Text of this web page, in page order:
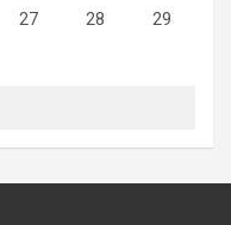
27 28 29